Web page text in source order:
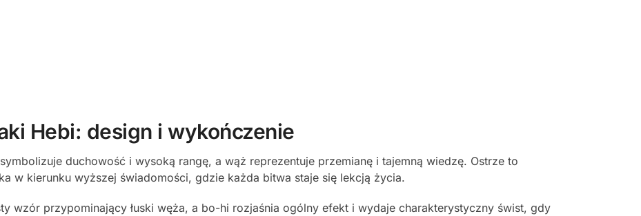
Hebi: design i wykończenie
duchowość i wysoką rangę, a wąż reprezentuje przemianę i tajemną wiedzę. Ostrze to
w kierunku wyższej świadomości, gdzie każda bitwa staje się lekcją życia.
wzór przypominający łuski węża, a bo-hi rozjaśnia ogólny efekt i wydaje charakterystyczny świst, gdy